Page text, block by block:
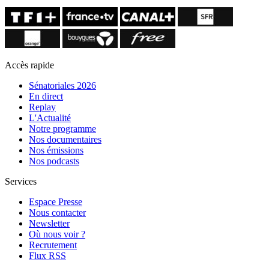
Accès rapide
Sénatoriales 2026
En direct
Replay
L'Actualité
Notre programme
Nos documentaires
Nos émissions
Nos podcasts
Services
Espace Presse
Nous contacter
Newsletter
Où nous voir ?
Recrutement
Flux RSS